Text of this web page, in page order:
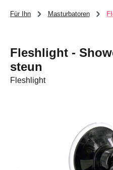
Für Ihn Masturbatoren
Fleshlight -
steun
Fleshlight